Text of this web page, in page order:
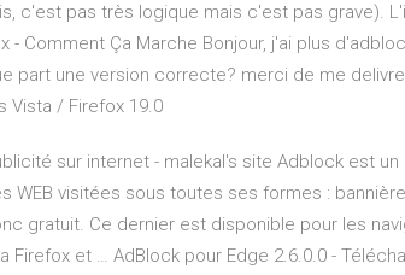
c'est pas très logique mais c'est pas grave).
- Comment Ça Marche Bonjour, j'ai plus
part une version correcte? merci de me
Vista / Firefox 19.0
sur internet - malekal's site Adblock est
WEB visitées sous toutes ses formes :
gratuit. Ce dernier est disponible pour les
Firefox et … AdBlock pour Edge 2.6.0.0 -